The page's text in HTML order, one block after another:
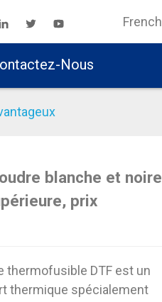
French
Nous
blanche et noire
prix
thermofusible DTF est un
thermique spécialement